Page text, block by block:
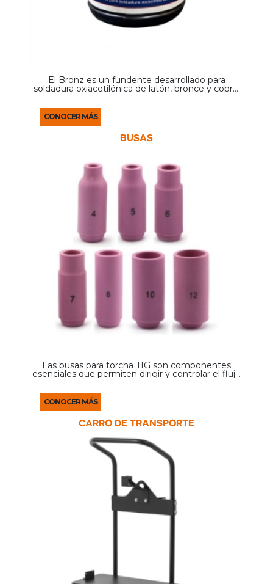
El Bronz es un fundente desarrollado para
soldadura oxiacetilénica de latón, bronce y cobre,
más uniforme al proteger el metal base de la
CONOCER MÁS
BUSAS
Las busas para torcha TIG son componentes
esenciales que permiten dirigir y controlar el flujo
Su función es asegurar una correcta distribución
CONOCER MÁS
Carro de transporte